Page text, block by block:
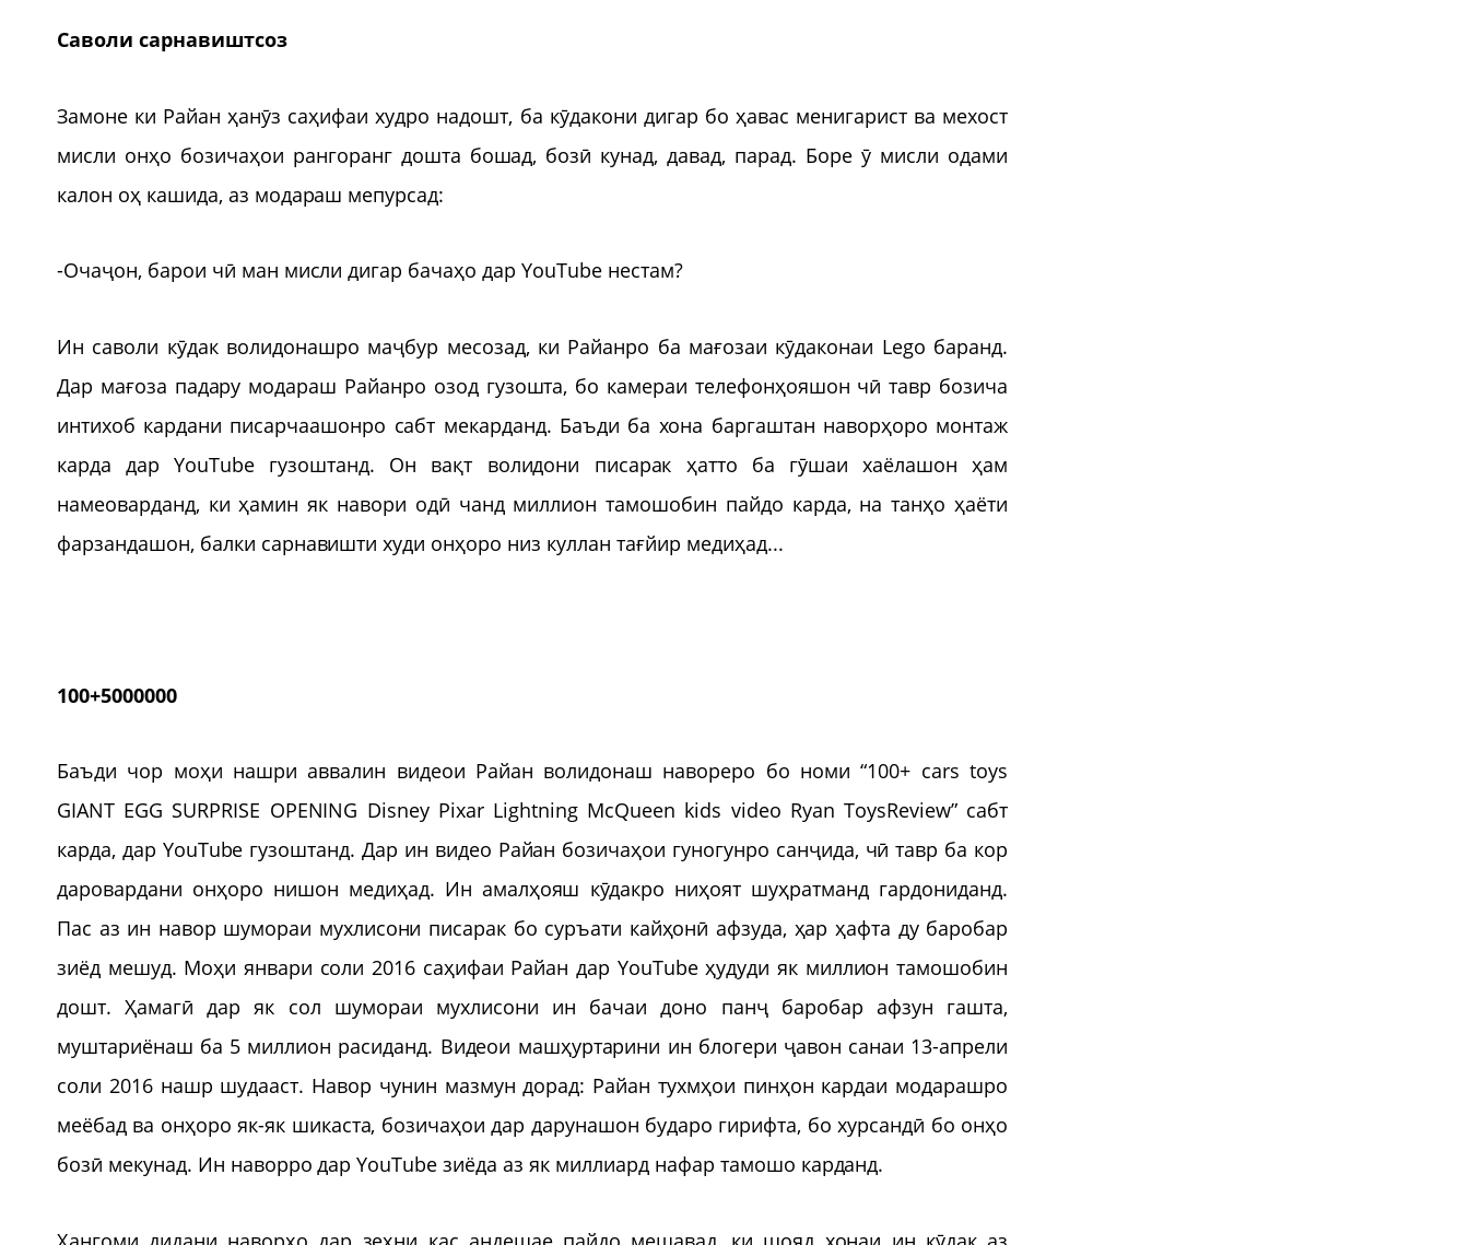
Саволи сарнавиштсоз
Замоне ки Райан ҳанӯз саҳифаи худро надошт, ба кӯдакони дигар бо ҳавас менигарист ва мехост
мисли онҳо бозичаҳои рангоранг дошта бошад, бозӣ кунад, давад, парад. Боре ӯ мисли одами
калон оҳ кашида, аз модараш мепурсад:
-Очаҷон, барои чӣ ман мисли дигар бачаҳо дар YouTube нестам?
Ин саволи кӯдак волидонашро маҷбур месозад, ки Райанро ба мағозаи кӯдаконаи Lego баранд.
Дар мағоза падару модараш Райанро озод гузошта, бо камераи телефонҳояшон чӣ тавр бозича
интихоб кардани писарчаашонро сабт мекарданд. Баъди ба хона баргаштан наворҳоро монтаж
карда дар YouTube гузоштанд. Он вақт волидони писарак ҳатто ба гӯшаи хаёлашон ҳам
намеоварданд, ки ҳамин як навори одӣ чанд миллион тамошобин пайдо карда, на танҳо ҳаёти
фарзандашон, балки сарнавишти худи онҳоро низ куллан тағйир медиҳад...
100+5000000
Баъди чор моҳи нашри аввалин видеои Райан волидонаш навореро бо номи “100+ cars toys
GIANT EGG SURPRISE OPENING Disney Pixar Lightning McQueen kids video Ryan ToysReview” сабт
карда, дар YouTube гузоштанд. Дар ин видео Райан бозичаҳои гуногунро санҷида, чӣ тавр ба кор
даровардани онҳоро нишон медиҳад. Ин амалҳояш кӯдакро ниҳоят шуҳратманд гардониданд.
Пас аз ин навор шумораи мухлисони писарак бо суръати кайҳонӣ афзуда, ҳар ҳафта ду баробар
зиёд мешуд. Моҳи январи соли 2016 саҳифаи Райан дар YouTube ҳудуди як миллион тамошобин
дошт. Ҳамагӣ дар як сол шумораи мухлисони ин бачаи доно панҷ баробар афзун гашта,
муштариёнаш ба 5 миллион расиданд. Видеои машҳуртарини ин блогери ҷавон санаи 13-апрели
соли 2016 нашр шудааст. Навор чунин мазмун дорад: Райан тухмҳои пинҳон кардаи модарашро
меёбад ва онҳоро як-як шикаста, бозичаҳои дар дарунашон бударо гирифта, бо хурсандӣ бо онҳо
бозӣ мекунад. Ин наворро дар YouTube зиёда аз як миллиард нафар тамошо карданд.